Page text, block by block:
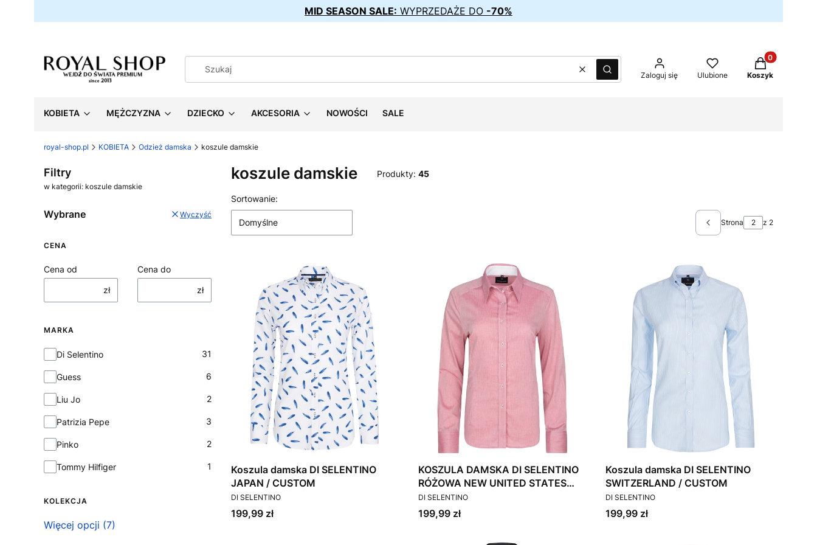
MID SEASON SALE: WYPRZEDAŻE DO -70%
WyczyśćSzukaj Zaloguj się Ulubione
Produkty w
Koszyk
KOBIETA MĘŻCZYZNA DZIECKO AKCESORIA NOWOŚCI SALE
royal-shop.pl KOBIETA Odzież damska koszule damskie
Filtry
w kategorii: koszule damskie
Wybrane Wyczyść
CENA
Cena od
zł
Cena do
zł
MARKA
Marka
Di Selentino 31
Guess 6
Liu Jo 2
Patrizia Pepe 3
Pinko 2
Tommy Hilfiger 1
KOLEKCJA
Kolekcja
Więcej opcji (7)
koszule damskie Produkty: 45
Lista produktów
Sortowanie:
Domyślne Poprzednie produkty
Strona z 2
Koszula damska DI SELENTINO
JAPAN / CUSTOM
PRODUCENT
DI SELENTINO
Cena
199,99 zł
KOSZULA DAMSKA DI SELENTINO
RÓŻOWA NEW UNITED STATES
różowy
PRODUCENT
DI SELENTINO
Cena
199,99 zł
Koszula damska DI SELENTINO
SWITZERLAND / CUSTOM
PRODUCENT
DI SELENTINO
Cena
199,99 zł